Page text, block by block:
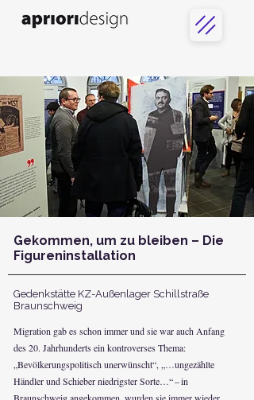
Gekommen, um zu bleiben – Die
Figureninstallation
Gedenkstätte KZ-Außenlager Schillstraße
Braunschweig
​Migration gab es schon immer und sie war auch Anfang
des 20. Jahrhunderts ein kontroverses Thema:
„Bevölkerungspolitisch unerwünscht“, „…ungezählte
Händler und Schieber niedrigster Sorte…“ – in